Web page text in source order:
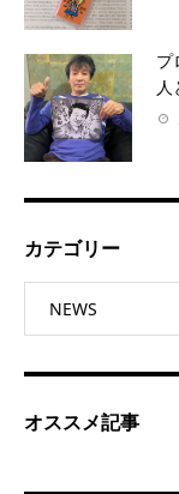
プ
人
カテゴリー
NEWS
オススメ記事